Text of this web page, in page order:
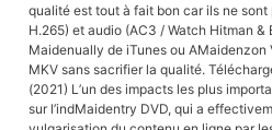
qualité est tout à fait bon car ils ne
H.265) et audio (AC3 / Watch Hitman
Maidenually de iTunes ou
MKV sans sacrifier la qualité.
(2021) L’un des impacts les plus
sur l’indMaidentry DVD, qui a